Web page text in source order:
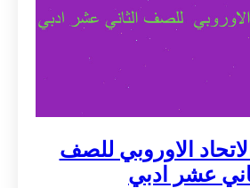
الاوروبي للصف
عشر ادبي